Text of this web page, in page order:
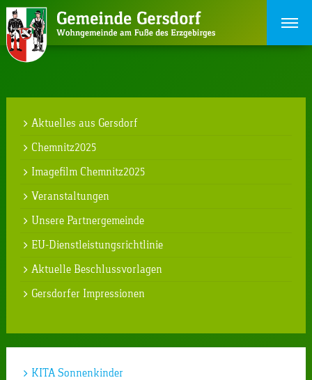
Aktuelles aus Gersdorf
Chemnitz2025
Imagefilm Chemnitz2025
Veranstaltungen
Unsere Partnergemeinde
EU-Dienstleistungsrichtlinie
Aktuelle Beschlussvorlagen
Gersdorfer Impressionen
KITA Sonnenkinder